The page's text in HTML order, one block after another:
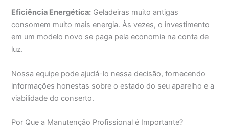
Eficiência Energética: Geladeiras muito antigas
consomem muito mais energia. Às vezes, o investimento
em um modelo novo se paga pela economia na conta de
luz.
Nossa equipe pode ajudá-lo nessa decisão, fornecendo
informações honestas sobre o estado do seu aparelho e a
viabilidade do conserto.
Por Que a Manutenção Profissional é Importante?